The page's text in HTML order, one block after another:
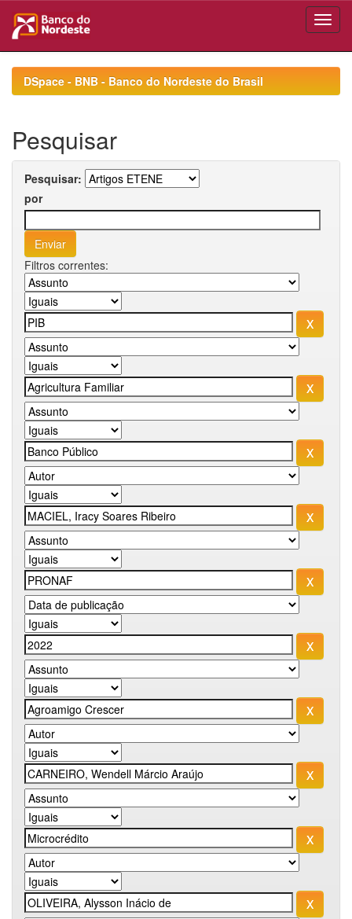
navigationDSpace - BNB - Banco do Nordeste do Brasil
Pesquisar
Pesquisar:
por
Filtros correntes: